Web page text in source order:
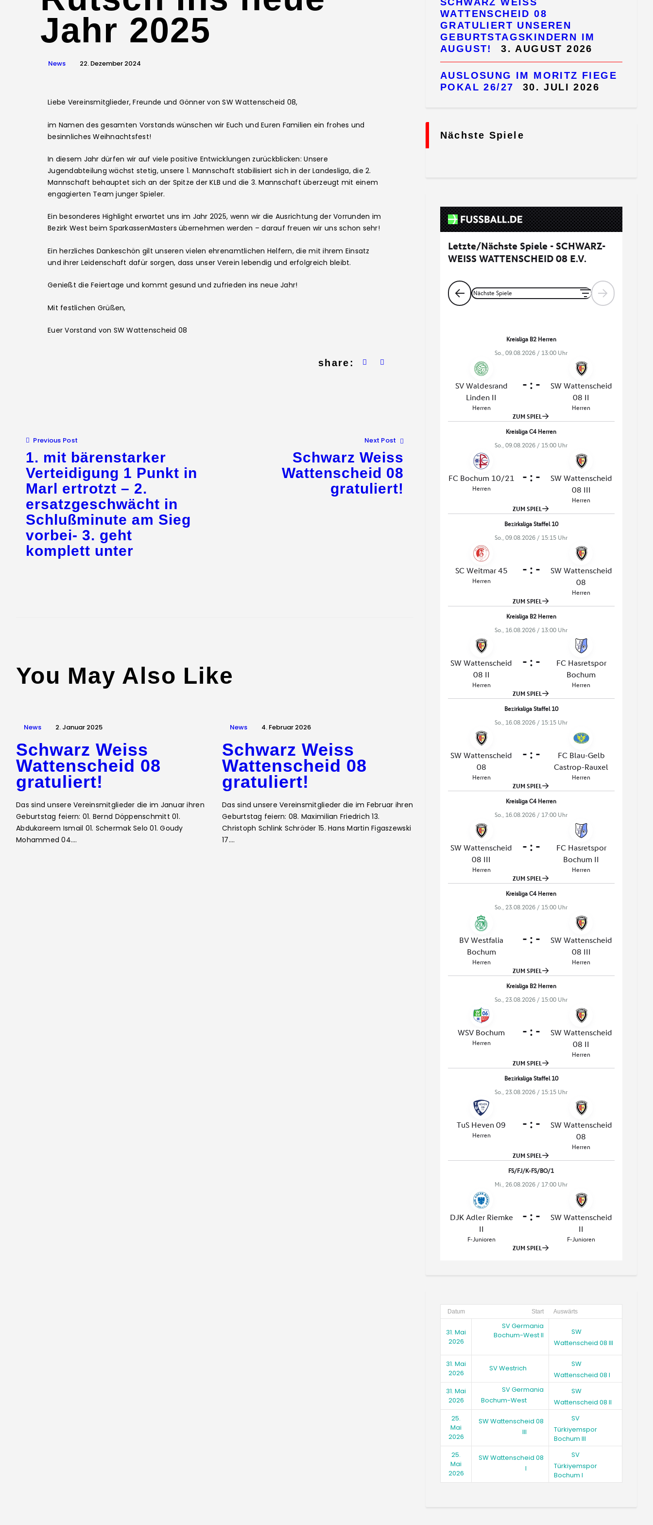
Jahr 2025
News 22. Dezember 2024
Liebe Vereinsmitglieder, Freunde und Gönner von SW Wattenscheid 08,
im Namen des gesamten Vorstands wünschen wir Euch und Euren Familien ein frohes und
besinnliches Weihnachtsfest!
In diesem Jahr dürfen wir auf viele positive Entwicklungen zurückblicken: Unsere
Jugendabteilung wächst stetig, unsere 1. Mannschaft stabilisiert sich in der Landesliga, die 2.
Mannschaft behauptet sich an der Spitze der KLB und die 3. Mannschaft überzeugt mit einem
engagierten Team junger Spieler.
Ein besonderes Highlight erwartet uns im Jahr 2025, wenn wir die Ausrichtung der Vorrunden im
Bezirk West beim SparkassenMasters übernehmen werden – darauf freuen wir uns schon sehr!
Ein herzliches Dankeschön gilt unseren vielen ehrenamtlichen Helfern, die mit ihrem Einsatz
und ihrer Leidenschaft dafür sorgen, dass unser Verein lebendig und erfolgreich bleibt.
Genießt die Feiertage und kommt gesund und zufrieden ins neue Jahr!
Mit festlichen Grüßen,
Euer Vorstand von SW Wattenscheid 08
share:
Previous Post
1. mit bärenstarker
Verteidigung 1 Punkt in
Marl ertrotzt – 2.
ersatzgeschwächt in
Schlußminute am Sieg
vorbei- 3. geht
komplett unter
Next Post
Schwarz Weiss
Wattenscheid 08
gratuliert!
You May Also Like
News 2. Januar 2025
Schwarz Weiss
Wattenscheid 08
gratuliert!
Das sind unsere Vereinsmitglieder die im Januar ihren
Geburtstag feiern: 01. Bernd Döppenschmitt 01.
Abdukareem Ismail 01. Schermak Selo 01. Goudy
Mohammed 04.…
News 4. Februar 2026
Schwarz Weiss
Wattenscheid 08
gratuliert!
Das sind unsere Vereinsmitglieder die im Februar ihren
Geburtstag feiern: 08. Maximilian Friedrich 13.
Christoph Schlink Schröder 15. Hans Martin Figaszewski
17.…
ATTENSCHEID 08 G
RATULIERT UNSEREN G
EBURTSTAGSKINDERN IM A
UGUST!
3. AUGUST 2026
AUSLOSUNG IM MORITZ FIEGE
POKAL 26/27
30. JULI 2026
Nächste Spiele
Datum Start Auswärts
31. Mai
2026
SV Germania
Bochum-West II
SW
Wattenscheid 08 III
31. Mai
2026
SV Westrich
SW
Wattenscheid 08 I
31. Mai
2026
SV Germania
Bochum-West
SW
Wattenscheid 08 II
25.
Mai
2026
SW Wattenscheid 08
III
SV
Türkiyemspor
Bochum III
25.
Mai
2026
SW Wattenscheid 08
I
SV
Türkiyemspor
Bochum I